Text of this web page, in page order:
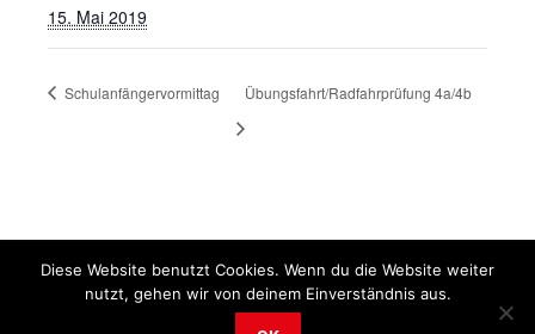
15. Mai 2019
Schulanfängervormittag Übungsfahrt/Radfahrprüfung 4a/4b
Diese Website benutzt Cookies. Wenn du die Website weiter
nutzt, gehen wir von deinem Einverständnis aus.